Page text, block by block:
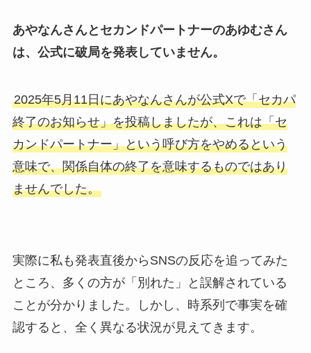
あやなんさんとセカンドパートナーのあゆむさん
は、公式に破局を発表していません。
2025年5月11日にあやなんさんが公式Xで「セカパ
終了のお知らせ」を投稿しましたが、これは「セ
カンドパートナー」という呼び方をやめるという
意味で、関係自体の終了を意味するものではあり
ませんでした。
実際に私も発表直後からSNSの反応を追ってみた
ところ、多くの方が「別れた」と誤解されている
ことが分かりました。しかし、時系列で事実を確
認すると、全く異なる状況が見えてきます。